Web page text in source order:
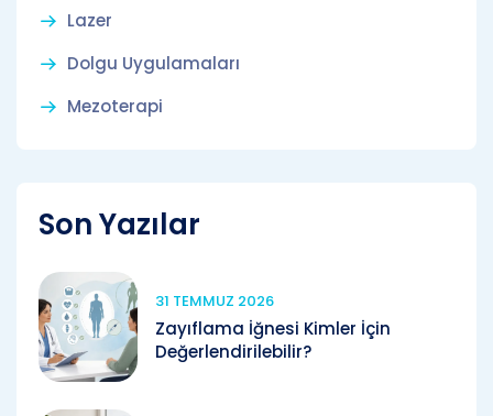
Lazer
Dolgu Uygulamaları
Mezoterapi
Son Yazılar
31 TEMMUZ 2026
Zayıflama İğnesi Kimler İçin
Değerlendirilebilir?